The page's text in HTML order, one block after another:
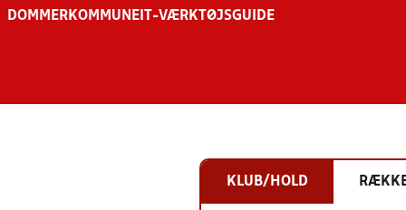
DOMMER KOMMUNE IT-VÆRKTØJSGUIDE
KLUB/HOLD